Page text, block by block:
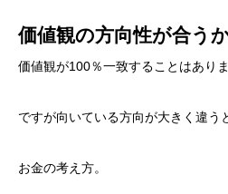
価値観の方向性が合う
価値観が100％一致することはありま
ですが向いている方向が大きく違う
お金の考え方。